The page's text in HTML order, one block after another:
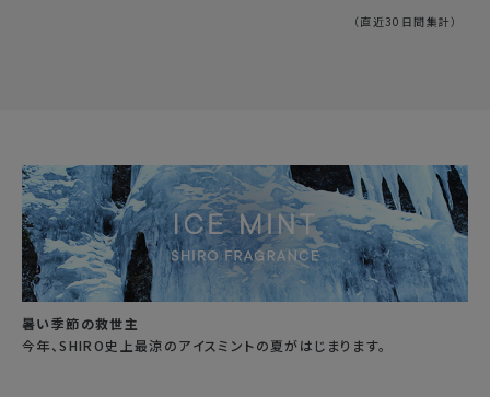
（直近30日間集計）
暑い季節の救世主
今年、SHIRO史上最涼のアイスミントの夏がはじまります。